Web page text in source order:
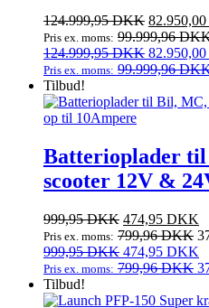
124.999,95DKK Den
pris
var:
82.950,00
Pris ex. moms: 99.999,96
124.999,95DKK Den
var:
82.950,00
Pris ex. moms: 99.999,96
Tilbud!
Batterioplader
scooter 12V &
999,95DKK Den
oprindelige
pris
var:
474,95 DKK
Pris ex. moms: 799,96DKK
999,95DKK Den
oprindelige
var:
474,95 DKK
Pris ex. moms: 799,96DKK
Tilbud!